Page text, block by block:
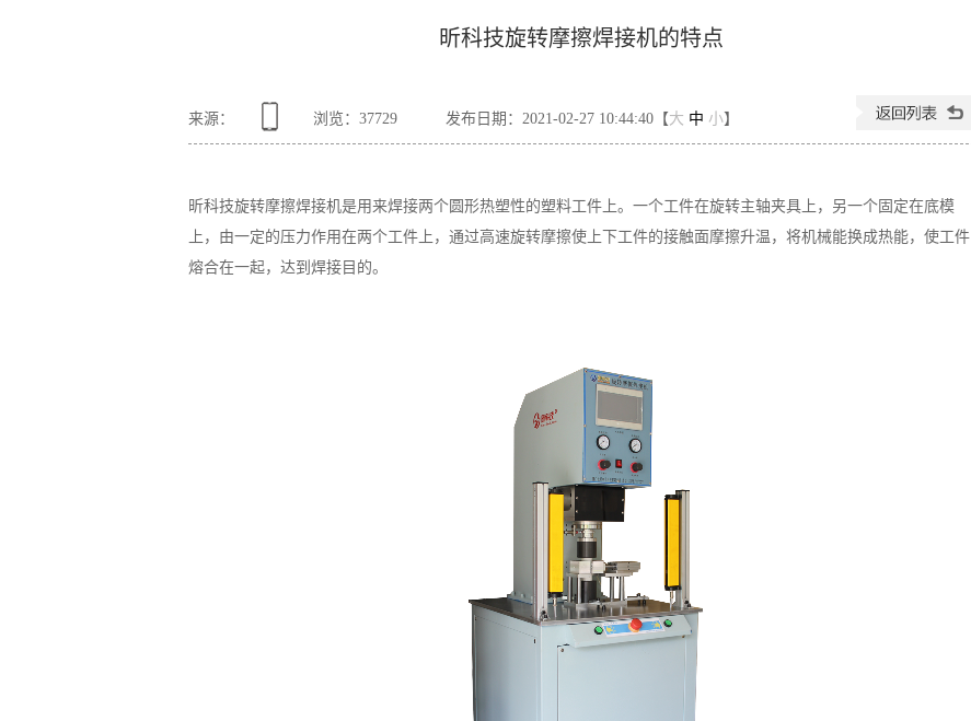
昕科技旋转摩擦焊接机的特点
来源： 浏览： 37729 发布日期：2021-02-27 10:44:40【大 中 小】
昕科技旋转摩擦焊接机是用来焊接两个圆形热塑性的塑料工件上。一个工件在旋转主轴夹具上，另一个固定在底模
上，由一定的压力作用在两个工件上，通过高速旋转摩擦使上下工件的接触面摩擦升温，将机械能换成热能，使工件
熔合在一起，达到焊接目的。